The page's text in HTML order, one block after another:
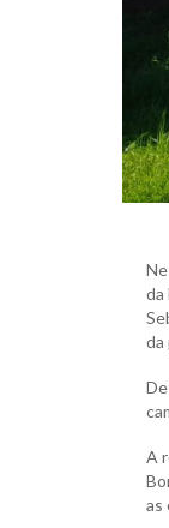
da
da
A
as